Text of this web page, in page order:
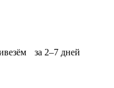
за 2–7 дней